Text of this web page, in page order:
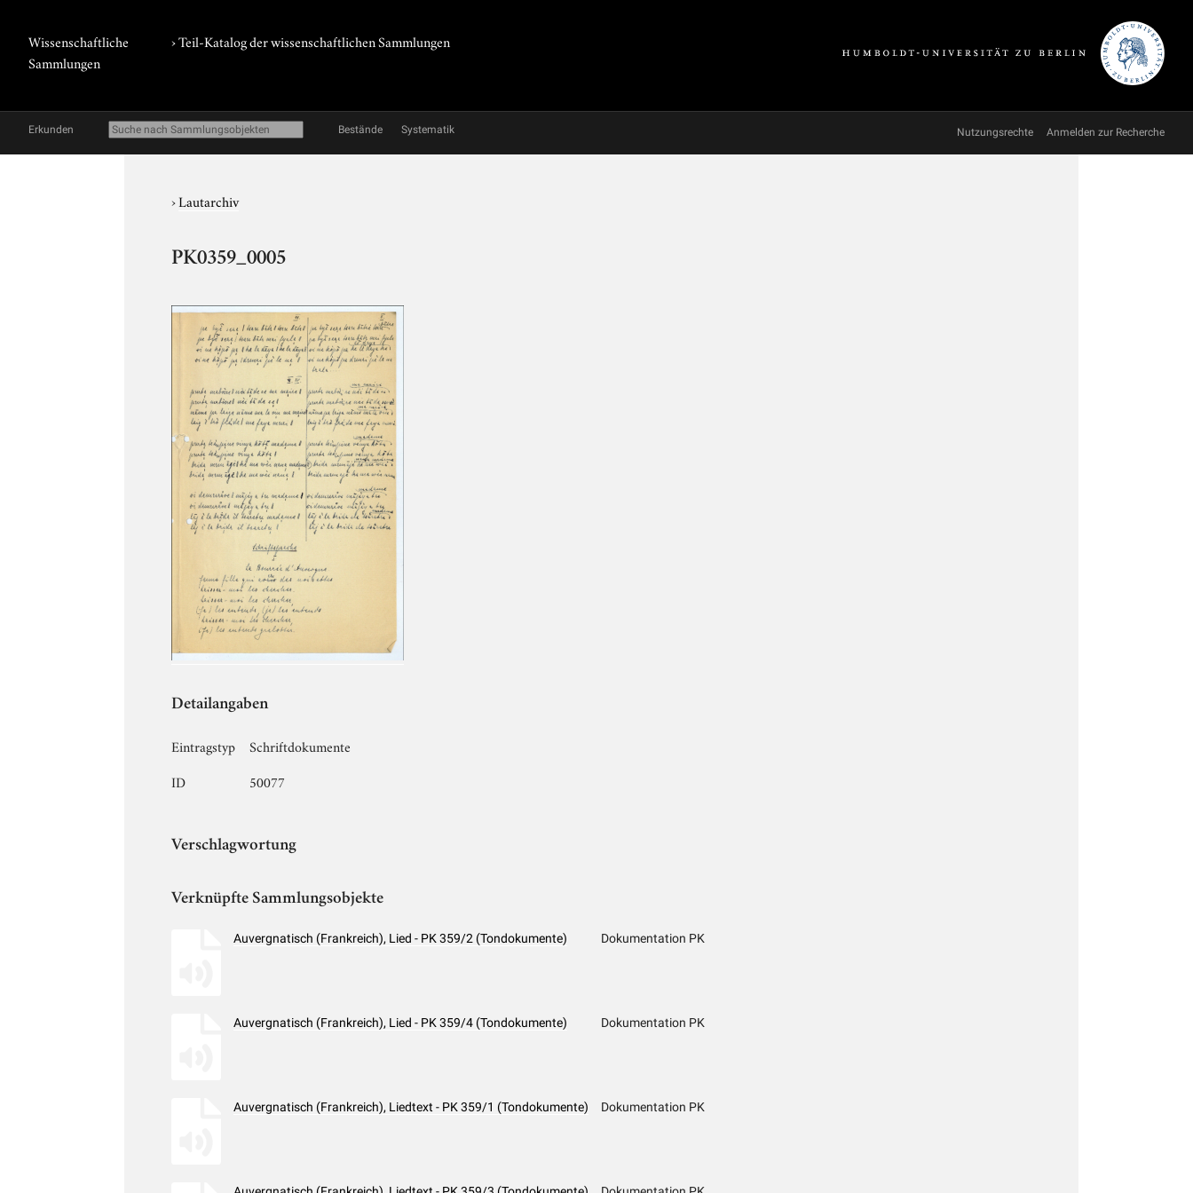
Wissenschaftliche
Sammlungen
› Teil-Katalog der wissenschaftlichen Sammlungen
Erkunden Bestände Systematik Nutzungsrechte Anmelden zur Recherche
›Lautarchiv
PK0359_0005
Detailangaben
Eintragstyp
Schriftdokumente
ID
50077
Verschlagwortung
Verknüpfte Sammlungsobjekte
Auvergnatisch (Frankreich), Lied - PK 359/2 (Tondokumente) Dokumentation PK
Auvergnatisch (Frankreich), Lied - PK 359/4 (Tondokumente) Dokumentation PK
Auvergnatisch (Frankreich), Liedtext - PK 359/1 (Tondokumente) Dokumentation PK